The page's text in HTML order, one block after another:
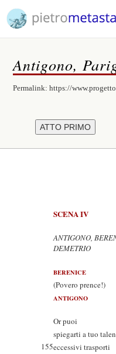
Antigono,
Permalink:https://
SCENA IV
ANTIGONO,
DEMETRIO
BERENICE
(Povero prence!)
ANTIGONO
Or
Or puoi
spiegarti a tuo
155eccessivi trasporti